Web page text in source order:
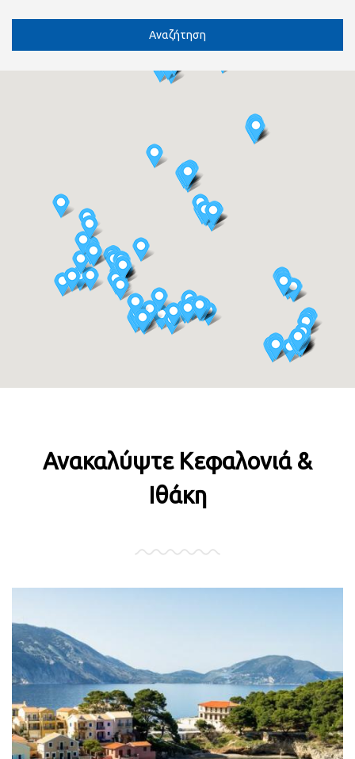
Ανακαλύψτε Κεφαλονιά &
Ιθάκη